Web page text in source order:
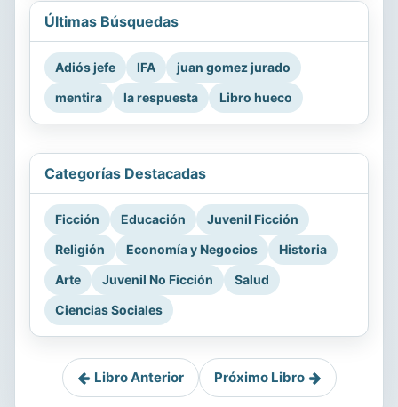
Últimas Búsquedas
Adiós jefe IFA
juan gomez jurado
mentira
la respuesta Libro hueco
Categorías Destacadas
Ficción Educación
Juvenil Ficción
Religión
Economía y Negocios
Historia
Arte
Juvenil No Ficción
Salud
Ciencias Sociales
Libro Anterior Próximo Libro